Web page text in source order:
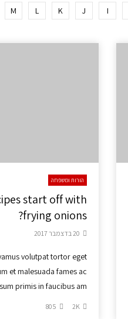
I
J
K
L
M
הורות ומשפחה
start off with
frying onions?
20 בדצמבר 2017
volutpat tortor eget
et malesuada fames ac
primis in faucibus am...
2K
805